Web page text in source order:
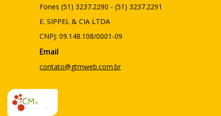
Fones (51) 3237.2290 - (51) 3237.2291
E. SIPPEL & CIA LTDA
CNPJ: 09.148.108/0001-09
Email
contato@gtmweb.com.br